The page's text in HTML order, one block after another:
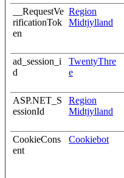
__RequestVe
rificationTok
en
Region
Midtjylland
ad_session_i
d
TwentyThre
e
ASP.NET_S
essionId
Region
Midtjylland
CookieCons
ent
Cookiebot